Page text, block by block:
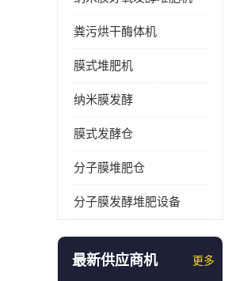
粪污烘干酶体机
膜式堆肥机
纳米膜发酵
膜式发酵仓
分子膜堆肥仓
分子膜发酵堆肥设备
最新供应商机 更多